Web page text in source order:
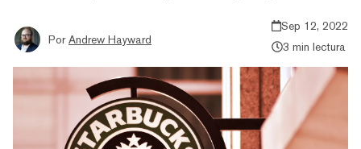
Por Andrew Hayward
Sep 12, 2022
3 min lectura